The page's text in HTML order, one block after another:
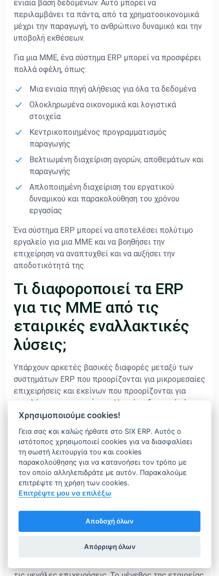
ενιαία βάση δεδομένων. Αυτό μπορεί να
περιλαμβάνει τα πάντα, από τα χρηματοοικονομικά
μέχρι την παραγωγή, το ανθρώπινο δυναμικό και την
υποβολή εκθέσεων.
Για μια ΜΜΕ, ένα σύστημα ERP μπορεί να προσφέρει
πολλά οφέλη, όπως:
Μια ενιαία πηγή αλήθειας για όλα τα δεδομένα
Ολοκληρωμένα οικονομικά και λογιστικά
στοιχεία
Κεντρικοποιημένος προγραμματισμός
παραγωγής
Βελτιωμένη διαχείριση αγορών, αποθεμάτων και
παραγωγής
Απλοποιημένη διαχείριση του εργατικού
δυναμικού και παρακολούθηση του χρόνου
εργασίας
Ένα σύστημα ERP μπορεί να αποτελέσει πολύτιμο
εργαλείο για μια ΜΜΕ και να βοηθήσει την
επιχείρηση να αναπτυχθεί και να αυξήσει την
αποδοτικότητά της.
Τι διαφοροποιεί τα ERP
για τις ΜΜΕ από τις
εταιρικές εναλλακτικές
λύσεις;
Υπάρχουν αρκετές βασικές διαφορές μεταξύ των
συστημάτων ERP που προορίζονται για μικρομεσαίες
επιχειρήσεις και εκείνων που προορίζονται για
μεγαλύτερες επιχειρήσεις. Η πρώτη διαφορά είναι
το μέγεθος των επιχειρήσεων που κάθε σύστημα
σκοπεύει να εξυπηρετήσει. Τα συστήματα ERP για τις
ΜΜΕ είναι συνήθως μικρότερα και πιο βελτιωμένα
από εκείνα για τις μεγάλες επιχειρήσεις. Οι
λιγότερες επιλογές και η μικρότερη δυνατότητα
προσαρμογής τα καθιστούν ευκολότερα στην
υλοποίηση, τη διαχείριση και τη χρήση.
λιγότερο ακριβά από τις εναλλακτικές λύσεις ERP
για επιχειρήσεις. Συχνά έχουν χαμηλότερο αρχικό
Συνολικά, υπάρχουν αρκετές διαφορές μεταξύ των
Χρησιμοποιούμε cookies!
Γεια σας και καλώς ήρθατε στο SIX ERP. Αυτός ο
ιστότοπος χρησιμοποιεί cookies για να διασφαλίσει
τη σωστή λειτουργία του και cookies
παρακολούθησης για να κατανοήσει τον τρόπο με
τον οποίο αλληλεπιδράτε με αυτόν. Παρακαλούμε
επιτρέψτε τη χρήση των cookies.
Επιτρέψτε μου να επιλέξω
Αποδοχή όλων
Απόρριψη όλων